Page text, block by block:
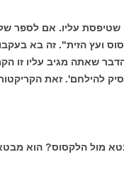
עליו. אם לספר
ועץ הזית". זה בא
שאתה מגיב עליו זו
להילחם'. זאת
מול הלקסוס? הוא